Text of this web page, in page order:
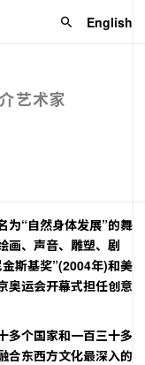
English
艺术家
为“自然身体发展”的舞
画、声音、雕塑、剧
斯基奖”(2004年)和美
奥运会开幕式担任创意
多个国家和一百三十多
合东西方文化最深入的